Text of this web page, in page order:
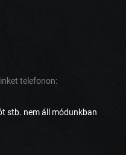
telefonon:
stb. nem áll módunkban